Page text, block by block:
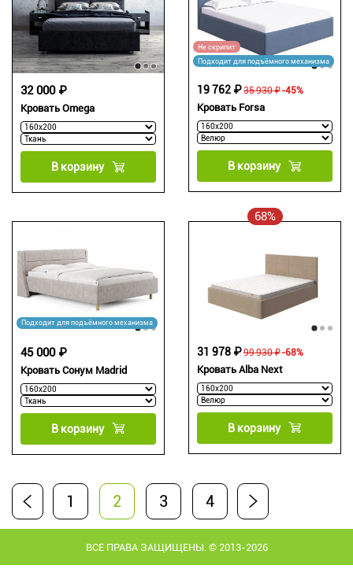
Кровать Omega
32 000 ₽
В корзину
Не скрипит
Подходит для подъёмного механизма
Кровать Forsa
35 930 ₽
19 762 ₽ -45%
В корзину
Подходит для подъёмного механизма
Кровать Сонум Madrid
45 000 ₽
В корзину
68%
Кровать Alba Next
99 930 ₽
31 978 ₽ -68%
В корзину
1 2 3 4
ВСЕ ПРАВА ЗАЩИЩЕНЫ. © 2013-2026